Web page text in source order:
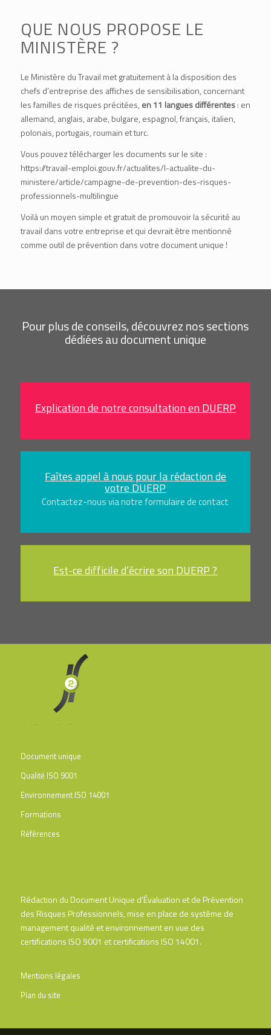
QUE NOUS PROPOSE LE
MINISTÈRE ?
Le Ministère du Travail met gratuitement à la disposition des
chefs d’entreprise des affiches de sensibilisation, concernant
les familles de risques précitées, en 11 langues différentes: en
allemand, anglais, arabe, bulgare, espagnol, français, italien,
polonais, portugais, roumain et turc.
Vous pouvez télécharger les documents sur le site :
https://travail-emploi.gouv.fr/actualites/l-actualite-du-
ministere/article/campagne-de-prevention-des-risques-
professionnels-multilingue
Voilà un moyen simple et gratuit de promouvoir la sécurité au
travail dans votre entreprise et qui devrait être mentionné
comme outil de prévention dans votre document unique !
Pour plus de conseils, découvrez nos sections
dédiées au document unique
Explication de notre consultation en DUERP
Faîtes appel à nous pour la rédaction de
votre DUERP
Contactez-nous via notre formulaire de contact
Est-ce difficile d’écrire son DUERP ?
Document unique
Qualité ISO 9001
Environnement ISO 14001
Formations
Références
Rédaction du Document Unique d’Évaluation et de Prévention
des Risques Professionnels, mise en place de système de
management qualité et environnement en vue des
certifications ISO 9001 et certifications ISO 14001.
Mentions légales
Plan du site